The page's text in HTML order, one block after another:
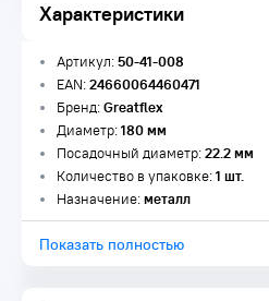
Характеристики
Артикул:50-41-008
EAN:24660064460471
Бренд:Greatflex
Диаметр:180 мм
Посадочный диаметр:22.2 мм
Количество в упаковке:1 шт.
Назначение:металл
Показать полностью